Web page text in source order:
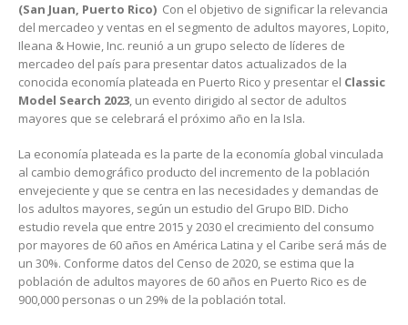
(San Juan, Puerto Rico) Con el objetivo de significar la relevancia
del mercadeo y ventas en el segmento de adultos mayores, Lopito,
Ileana & Howie, Inc. reunió a un grupo selecto de líderes de
mercadeo del país para presentar datos actualizados de la
conocida economía plateada en Puerto Rico y presentar el Classic
Model Search 2023, un evento dirigido al sector de adultos
mayores que se celebrará el próximo año en la Isla.
La economía plateada es la parte de la economía global vinculada
al cambio demográfico producto del incremento de la población
envejeciente y que se centra en las necesidades y demandas de
los adultos mayores, según un estudio del Grupo BID. Dicho
estudio revela que entre 2015 y 2030 el crecimiento del consumo
por mayores de 60 años en América Latina y el Caribe será más de
un 30%. Conforme datos del Censo de 2020, se estima que la
población de adultos mayores de 60 años en Puerto Rico es de
900,000 personas o un 29% de la población total.